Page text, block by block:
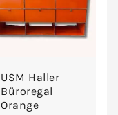
USM Haller
Büroregal
Orange